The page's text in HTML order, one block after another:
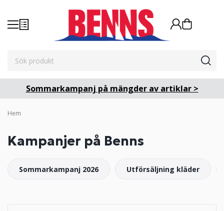
Sommarkampanj på mängder av artiklar >
Hem
Kampanjer på Benns
Sommarkampanj 2026 Utförsäljning kläder